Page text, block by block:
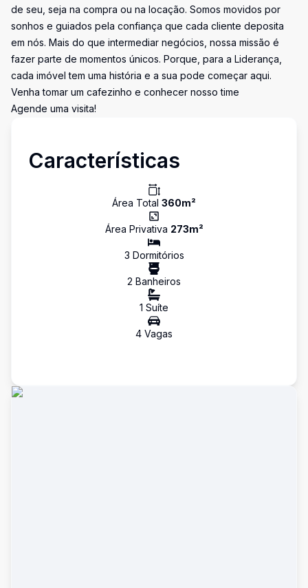
de seu, seja na compra ou na locação. Somos movidos por
sonhos e guiados pela confiança que cada cliente deposita
em nós. Mais do que intermediar negócios, nossa missão é
fazer parte de momentos únicos. Porque, para a Liderança,
cada imóvel tem uma história e a sua pode começar aqui.
Venha tomar um cafezinho e conhecer nosso time
Agende uma visita!
Características
Área Total 360m²
Área Privativa 273m²
3 Dormitórios
2 Banheiros
1 Suíte
4 Vagas